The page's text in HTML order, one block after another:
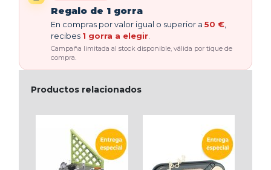
Regalo de 1 gorra
En compras por valor igual o superior a 50 €
recibes 1 gorra a elegir
Campaña limitada al stock disponible, válida por tique de
compra.
Productos relacionados